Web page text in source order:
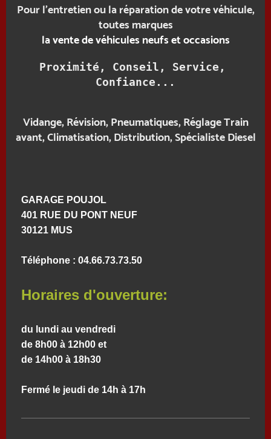
Pour l'entretien ou la réparation de votre véhicule,
toutes marques
la vente de véhicules neufs et occasions
Proximité, Conseil, Service,
Confiance...
Vidange, Révision, Pneumatiques, Réglage Train
avant, Climatisation, Distribution, Spécialiste Diesel
GARAGE POUJOL
401 RUE DU PONT NEUF
30121 MUS
Téléphone : 04.66.73.73.50
Horaires d'ouverture:
du lundi au vendredi
de 8h00 à 12h00 et
de 14h00 à 18h30
Fermé le jeudi de 14h à 17h